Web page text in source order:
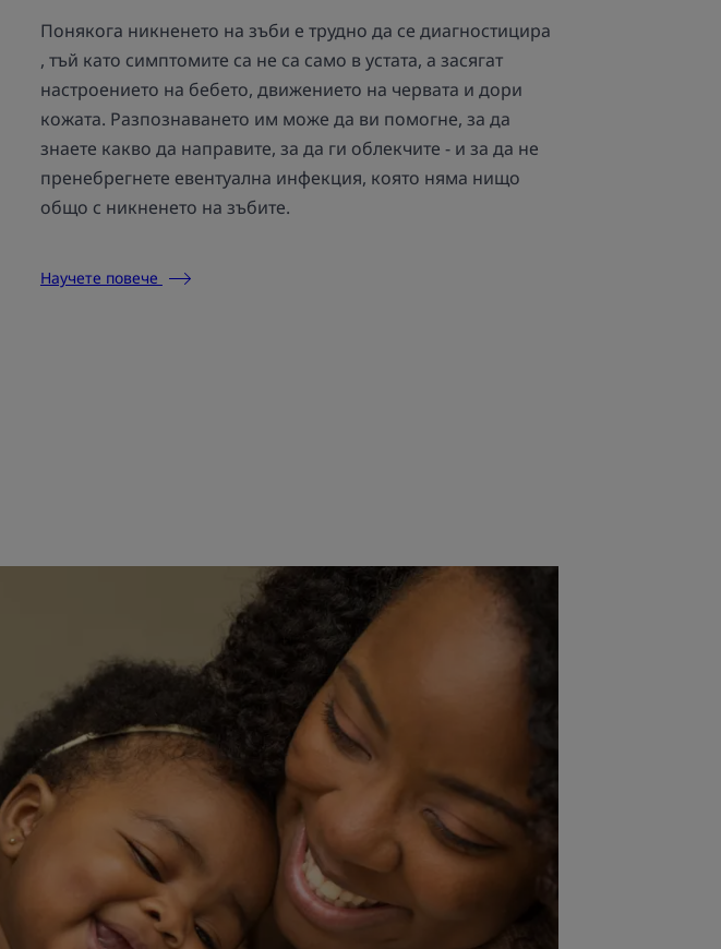
Понякога никненето на зъби е трудно да се диагностицира
, тъй като симптомите са не са само в устата, а засягат
настроението на бебето, движението на червата и дори
кожата. Разпознаването им може да ви помогне, за да
знаете какво да направите, за да ги облекчите - и за да не
пренебрегнете евентуална инфекция, която няма нищо
общо с никненето на зъбите.
Научете повече